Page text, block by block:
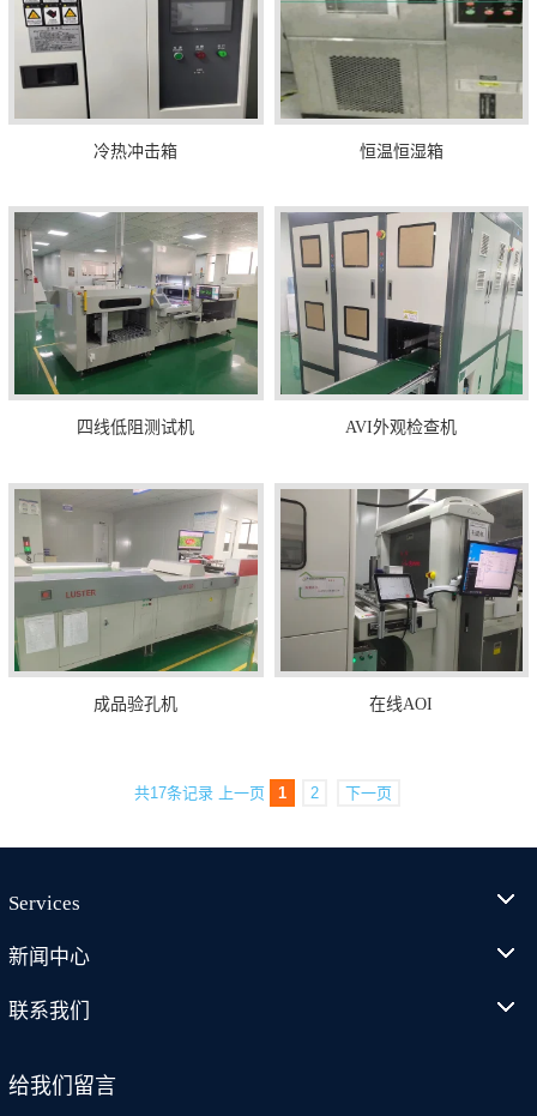
冷热冲击箱 恒温恒湿箱
四线低阻测试机 AVI外观检查机
成品验孔机 在线AOI
共17条记录 上一页 1 2 下一页
Services
新闻中心
联系我们
给我们留言